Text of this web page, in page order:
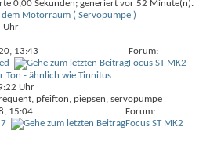
0,00 Sekunden; generiert vor 52 Minute(n).
dem Motorraum ( Servopumpe )
Uhr
13:43
Forum:
Focus ST MK2
Ton - ähnlich wie Tinnitus
Uhr
15:04
Forum:
Focus ST MK2